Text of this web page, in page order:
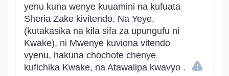
yenu kuna wenye kuuamini na kufuata
Sheria Zake kivitendo. Na Yeye,
(kutakasika na kila sifa za upungufu ni
Kwake), ni Mwenye kuviona vitendo
vyenu, hakuna chochote chenye
kufichika Kwake, na Atawalipa kwavyo .